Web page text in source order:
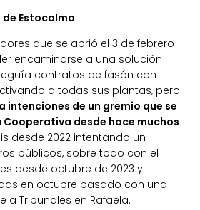
de Estocolmo
que se abrió el 3 de febrero
encaminarse a una solución
contratos de fasón con
a todas sus plantas, pero
intenciones de un gremio que se
desde hace muchos
desde 2022 intentando un
públicos, sobre todo con el
desde octubre de 2023 y
en octubre pasado con una
a Tribunales en Rafaela.